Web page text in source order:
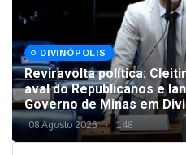
DIVINÓPOLIS
Reviravolta política:
aval do Republicanos e
Governo de Minas em
08 Agosto 2026 148